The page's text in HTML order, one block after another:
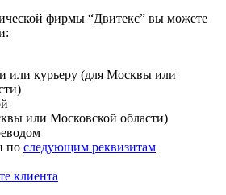
фирмы “Двитекс” вы можете
или курьеру (для Москвы или
или Московской области)
по следующим реквизитам
клиента